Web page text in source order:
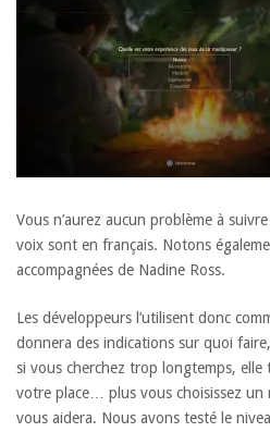
Vous n’aurez aucun problème à
voix sont en français. Notons
accompagnées de Nadine Ross.
Les développeurs l’utilisent donc
donnera des indications sur quoi
si vous cherchez trop longtemps, elle
votre place… plus vous choisissez un
vous aidera. Nous avons testé le